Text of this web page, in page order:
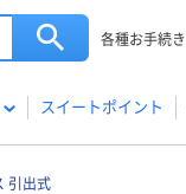
各種お手続き
スイートポイント
引出式